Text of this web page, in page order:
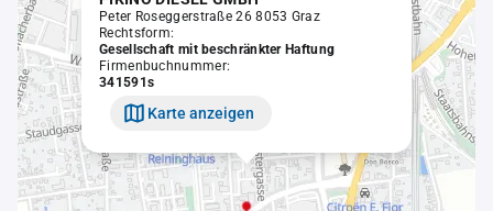
Peter Roseggerstraße 26 8053 Graz
Rechtsform:
Gesellschaft mit beschränkter Haftung
Firmenbuchnummer:
341591s
Karte anzeigen